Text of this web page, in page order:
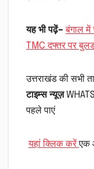
यह भी पढ़ें– बंगाल में
TMC दफ्तर पर
उत्तराखंड की सभी
टाइम्स न्यूज़
पहले पाएं
यहां क्लिक करेंएक